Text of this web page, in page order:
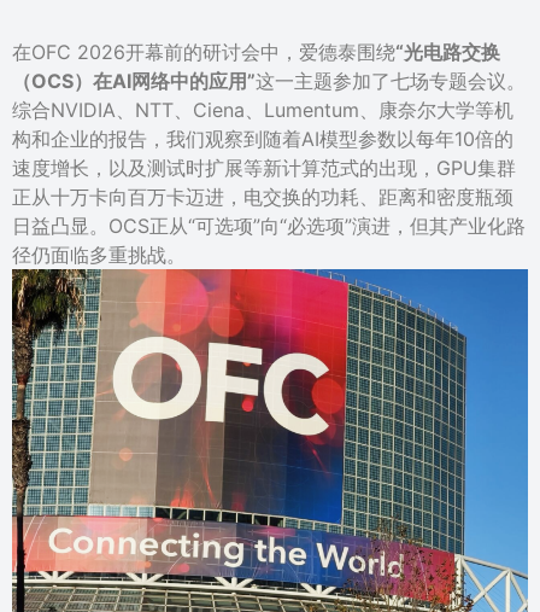
在OFC 2026开幕前的研讨会中，爱德泰围绕“光电路交换
（OCS）在AI网络中的应用”这一主题参加了七场专题会议。
综合NVIDIA、NTT、Ciena、Lumentum、康奈尔大学等机
构和企业的报告，我们观察到随着AI模型参数以每年10倍的
速度增长，以及测试时扩展等新计算范式的出现，GPU集群
正从十万卡向百万卡迈进，电交换的功耗、距离和密度瓶颈
日益凸显。OCS正从“可选项”向“必选项”演进，但其产业化路
径仍面临多重挑战。